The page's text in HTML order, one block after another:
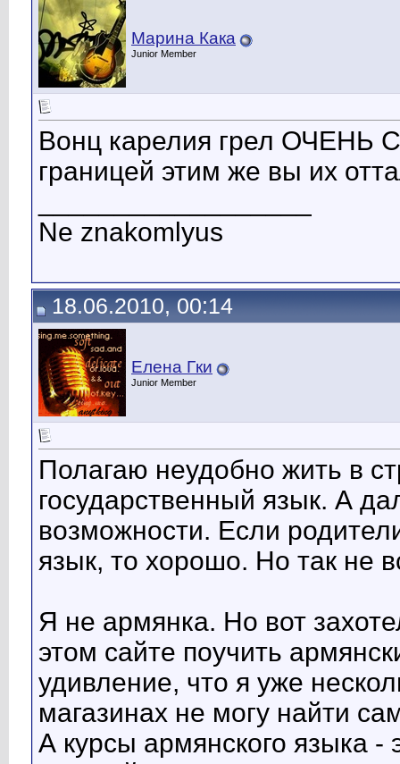
Марина Кака
Junior Member
Вонц карелия грел ОЧЕНЬ
границей этим же вы их
Ne znakomlyus
18.06.2010, 00:14
Елена Гки
Junior Member
Полагаю неудобно жить в
государственный язык. А
возможности. Если
язык, то хорошо. Но так не
Я не армянка. Но вот
этом сайте поучить
удивление, что я уже
магазинах не могу найти
А курсы армянского языка -